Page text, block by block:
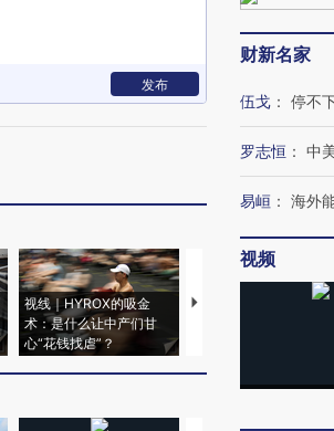
发布
视线｜HYROX的吸金
术：是什么让中产们甘
心“花钱找虐”？
马航飞行员跨国走私7万
财新名家
伍戈 ： 停不
罗志恒 ： 中
易峘 ： 海外
视频